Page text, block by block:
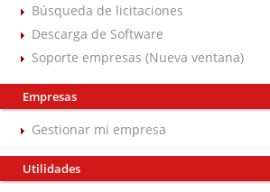
Búsqueda de licitaciones
Descarga de Software
Soporte empresas (Nueva ventana)
Empresas
Gestionar mi empresa
Utilidades